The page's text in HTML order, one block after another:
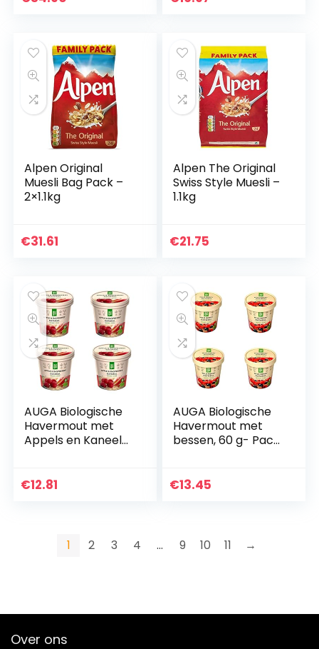
Alpen Original
Muesli Bag Pack –
2×1.1kg
€31.61
Alpen The Original
Swiss Style Muesli –
1.1kg
€21.75
AUGA Biologische
Havermout met
Appels en Kaneel
€12.81
AUGA Biologische
Havermout met
bessen, 60 g- Pack
€13.45
1 2 3 4 … 9 10 11 →
Over ons